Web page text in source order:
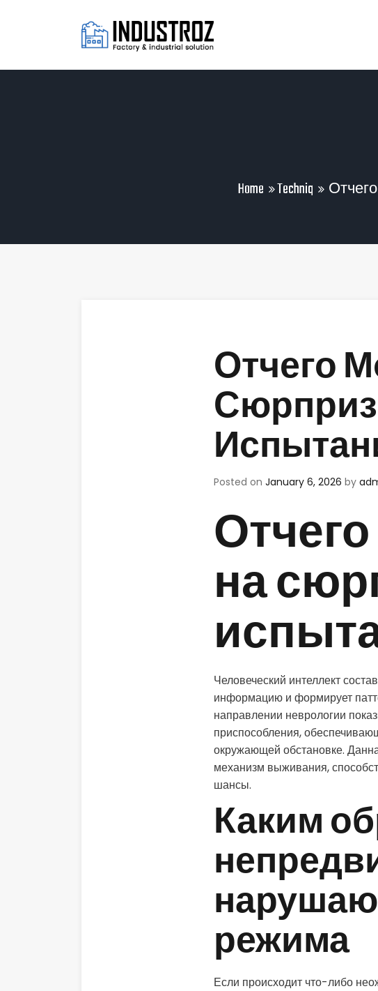
Home Techniq
Отчего
Posted on January 6, 2026 by
на
Человеческий интеллект
информацию и формирует
направлении неврологии
приспособления,
окружающей обстановке.
механизм выживания,
шансы.
Каким
режима
Если происходит что-либо